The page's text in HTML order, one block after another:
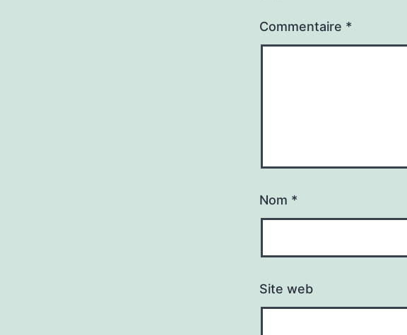
Commentaire *
Nom *
Site web